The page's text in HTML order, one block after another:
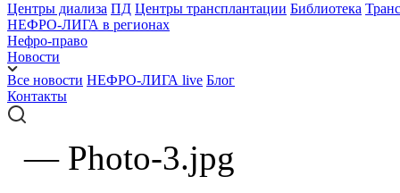
Центры диализа ПД Центры трансплантации Библиотека
НЕФРО-ЛИГА в регионах
Нефро-право
Новости
Все новости НЕФРО-ЛИГА live Блог
Контакты
— Photo-3.jpg